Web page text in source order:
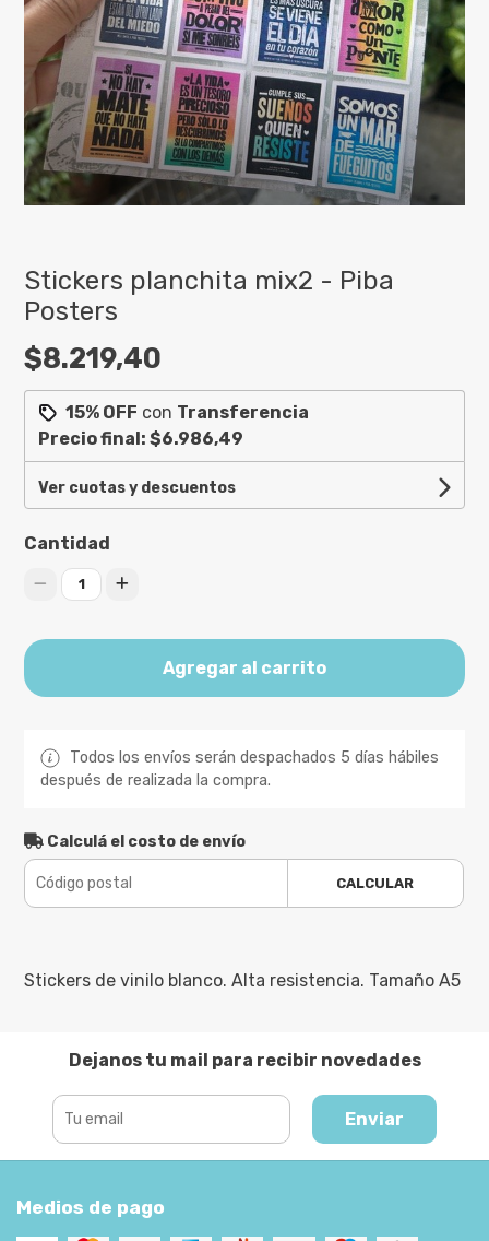
Stickers planchita mix2 - Piba
Posters
$8.219,40
15% OFF con Transferencia
Precio final:$6.986,49
Ver cuotas y descuentos
Cantidad
1
Agregar al carrito
Todos los envíos serán despachados 5 días hábiles
después de realizada la compra.
Calculá el costo de envío
CALCULAR
Stickers de vinilo blanco. Alta resistencia. Tamaño A5
Dejanos tu mail para recibir novedades
Enviar
Medios de pago